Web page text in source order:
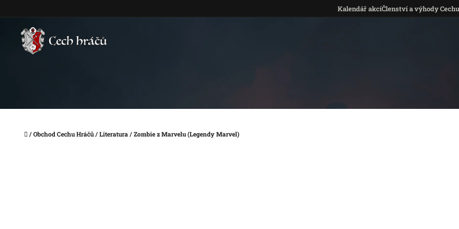
Kalendář akcíČlenství a výhody Cechu
Domů
/Obchod Cechu Hráčů/Literatura/Zombie z Marvelu (Legendy Marvel)